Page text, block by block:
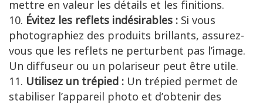
mettre en valeur les détails et les finitions.
Évitez les reflets indésirables : Si vous
photographiez des produits brillants, assurez-
vous que les reflets ne perturbent pas l’image.
Un diffuseur ou un polariseur peut être utile.
Utilisez un trépied : Un trépied permet de
stabiliser l’appareil photo et d’obtenir des